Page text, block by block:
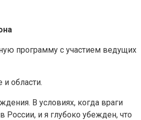
программу с участием ведущих
области.
В условиях, когда враги
и я глубоко убежден, что